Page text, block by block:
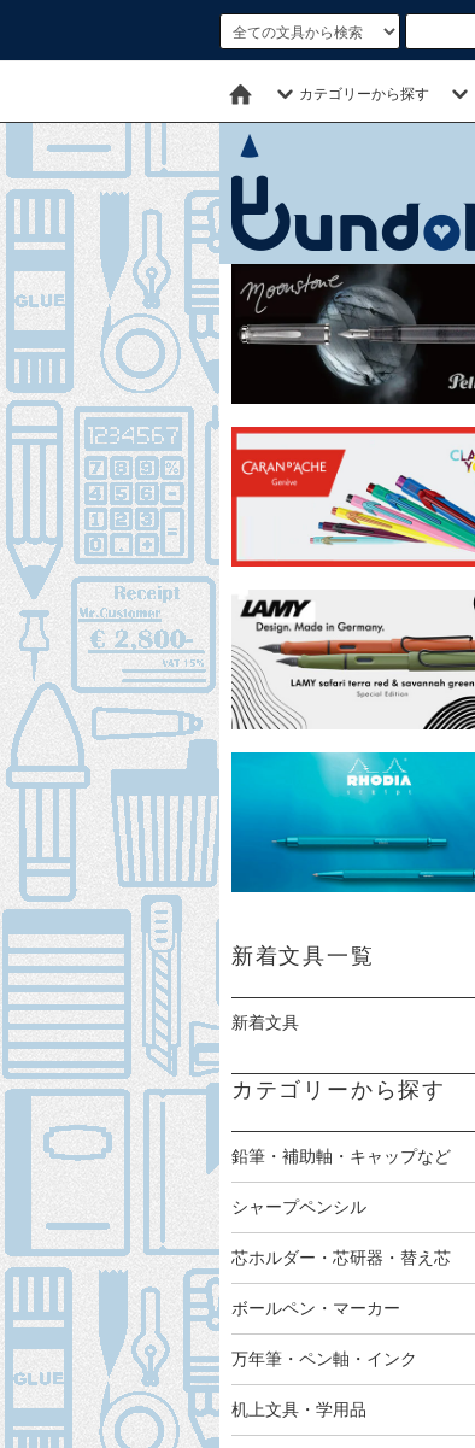
カテゴリーから探す
新着文具一覧
新着文具
カテゴリーから探す
鉛筆・補助軸・キャップなど
シャープペンシル
芯ホルダー・芯研器・替え芯
ボールペン・マーカー
万年筆・ペン軸・インク
机上文具・学用品